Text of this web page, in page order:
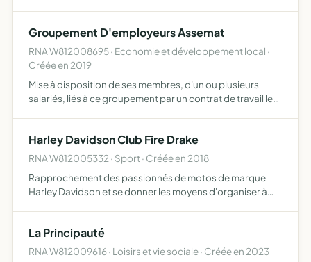
Groupement D'employeurs Assemat
RNA W812008695 · Economie et développement local ·
Créée en 2019
Mise à disposition de ses membres, d'un ou plusieurs
salariés, liés à ce groupement par un contrat de travail le
Harley Davidson Club Fire Drake
RNA W812005332 · Sport · Créée en 2018
Rapprochement des passionnés de motos de marque
Harley Davidson et se donner les moyens d'organiser à
des promenade…
La Principauté
RNA W812009616 · Loisirs et vie sociale · Créée en 2023